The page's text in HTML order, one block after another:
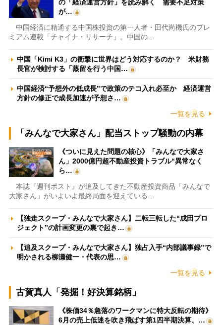
の「経済運営方針」を読み解く 需要不足対策
が…
中国経済に精通する中国株投資の第一人者・田代尚機氏のプレ
ミアム連載「チャイナ・リサーチ」。中国の…
中国「Kimi K3」の衝撃に世界はどう対応するのか？ 米財務
長官が検討する「蒸留を行う中国…
中国経済“予想外の低成長”で政策のテコ入れ必至か 経済運営
方針の修正で成長加速が予想さ…
一覧を見る
「みんなで大家さん」配当ストップ騒動の内幕
《ついに見えた問題の核心》「みんなで大家さ
ん」2000億円超不動産投資トラブル“異常なく
ら…
本誌『週刊ポスト』が追及してきた不動産投資商品「みんなで
大家さん」がいよいよ最終局面を迎えている…
【独走スクープ・みんなで大家さん】二転三転した“成田プロ
ジェクト”の計画変更の裏で起き…
【追及スクープ・みんなで大家さん】独占入手“内部議事録”で
明かされる柳瀬健一・代表の思…
一覧を見る
古賀真人「発掘！好決算銘柄」
《株価34％急落のワークマンに特大反転の期待》
6月の売上低迷を吹き飛ばす第1四半期決算、…